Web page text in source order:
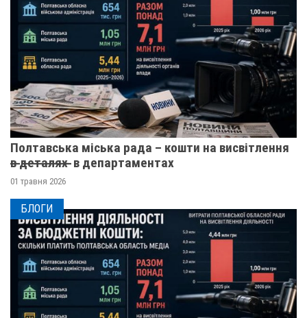
Полтавська міська рада – кошти на висвітлення
в̶ ̶д̶е̶т̶а̶л̶я̶х̶ ̶ в департаментах
01 травня 2026
БЛОГИ